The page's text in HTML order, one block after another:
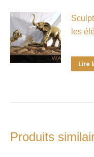
les
Lire
Produits